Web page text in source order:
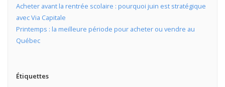
Acheter avant la rentrée scolaire : pourquoi juin est stratégique
avec Via Capitale
Printemps : la meilleure période pour acheter ou vendre au
Québec
Étiquettes